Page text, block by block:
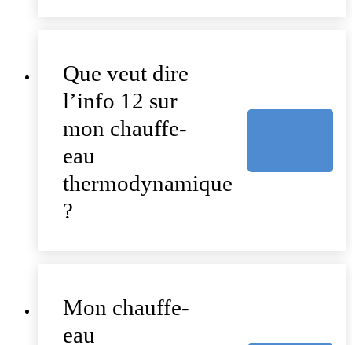
Que veut dire
l’info 12 sur
mon chauffe-
eau
thermodynamique
?
Mon chauffe-
eau